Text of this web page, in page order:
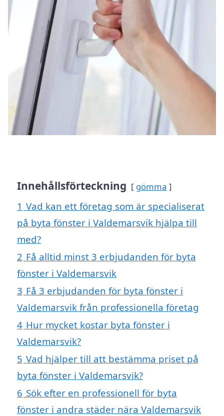
Innehållsförteckning gömma
1 Vad kan ett företag som är specialiserat
på byta fönster i Valdemarsvik hjälpa till
med?
2 Få alltid minst 3 erbjudanden för byta
fönster i Valdemarsvik
3 Få 3 erbjudanden för byta fönster i
Valdemarsvik från professionella företag
4 Hur mycket kostar byta fönster i
Valdemarsvik?
5 Vad hjälper till att bestämma priset på
byta fönster i Valdemarsvik?
6 Sök efter en professionell för byta
fönster i andra städer nära Valdemarsvik